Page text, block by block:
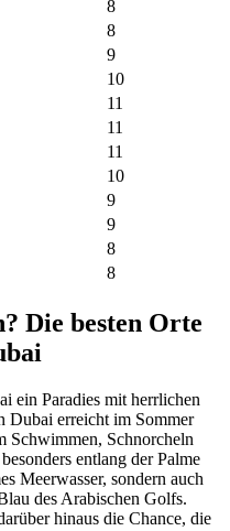
8
8
9
10
11
11
11
10
9
9
8
8
Die besten Orte
ein Paradies mit herrlichen
Dubai erreicht im Sommer
Schwimmen, Schnorcheln
entlang der Palme
Meerwasser, sondern auch
des Arabischen Golfs.
hinaus die Chance, die